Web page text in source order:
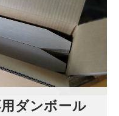
ダンボール